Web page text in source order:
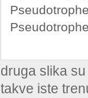
druga slika
takve iste